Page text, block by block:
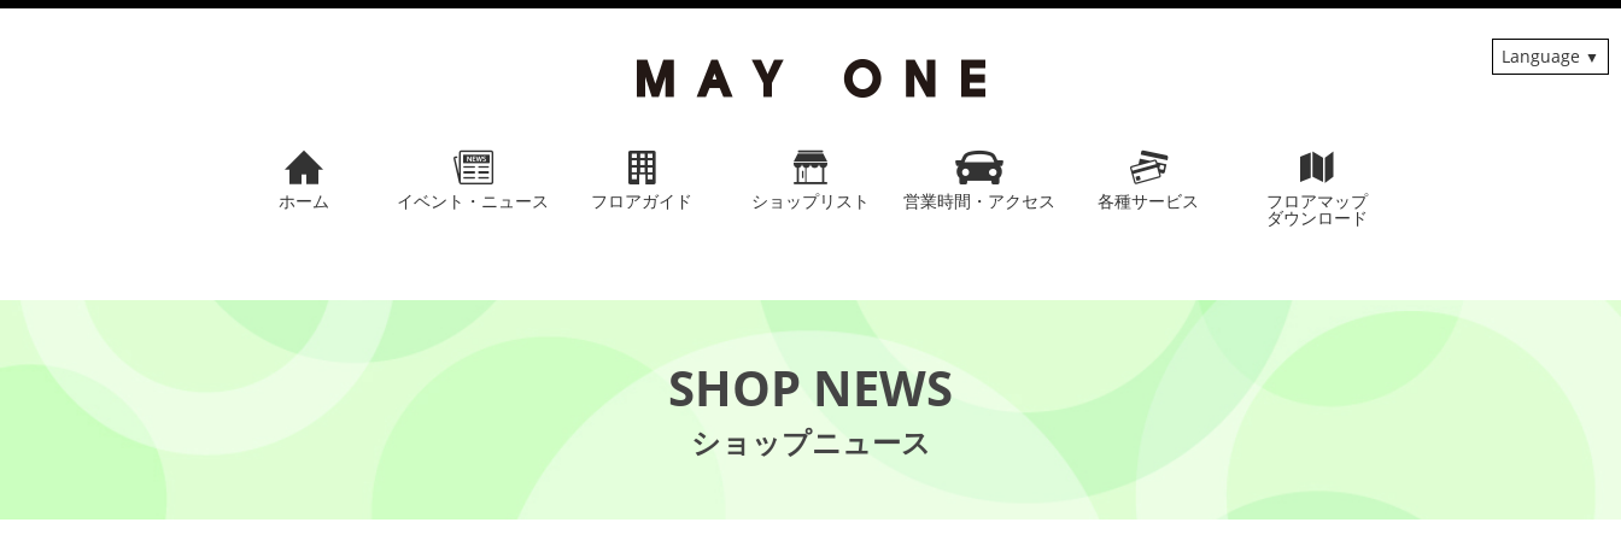
ホーム イベント・ニュース フロアガイド ショップリスト 営業時間・アクセス 各種サービス フロアマップ
ダウンロード
Language
SHOP NEWS